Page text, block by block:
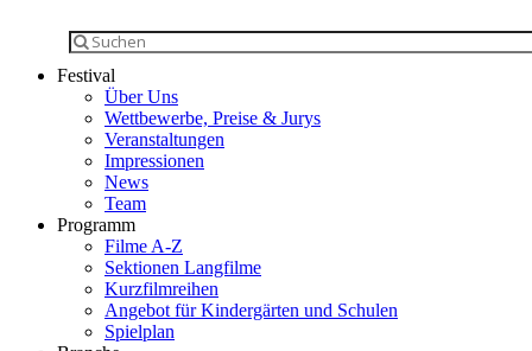
Festival
Über Uns
Wettbewerbe, Preise & Jurys
Veranstaltungen
Impressionen
News
Team
Programm
Filme A-Z
Sektionen Langfilme
Kurzfilmreihen
Angebot für Kindergärten und Schulen
Spielplan